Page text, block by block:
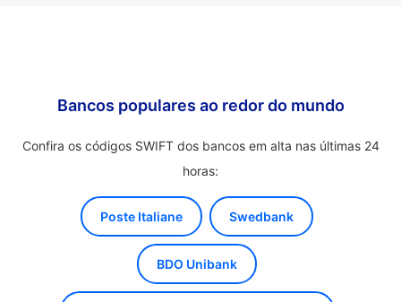
Bancos populares ao redor do mundo
Confira os códigos SWIFT dos bancos em alta nas últimas 24
horas:
Poste Italiane Swedbank
BDO Unibank